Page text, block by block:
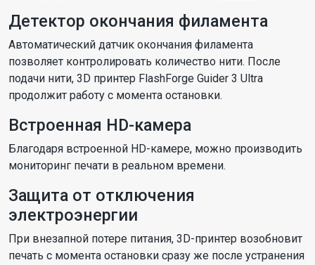
Детектор окончания филамента
Автоматический датчик окончания филамента
позволяет контролировать количество нити. После
подачи нити, 3D принтер FlashForge Guider 3 Ultra
продолжит работу с момента остановки.
Встроенная HD-камера
Благодаря встроенной HD-камере, можно производить
мониторинг печати в реальном времени.
Защита от отключения
электроэнергии
При внезапной потере питания, 3D-принтер возобновит
печать с момента остановки сразу же после устранения